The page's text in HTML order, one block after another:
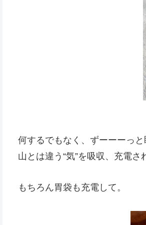
何するでもなく、ずーーーっと
山とは違う“気”を吸収、充電
もちろん胃袋も充電して。